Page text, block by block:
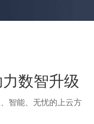
数智升级
智能、无忧的上云方